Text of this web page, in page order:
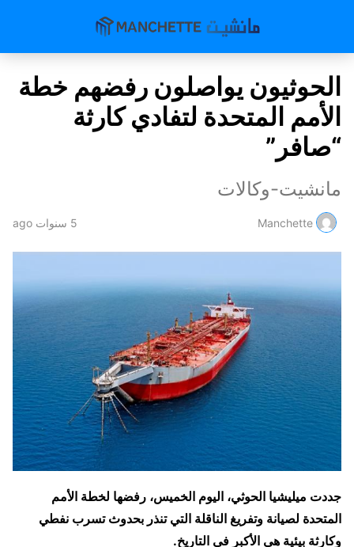
الحوثيون يواصلون رفضهم خطة
الأمم المتحدة لتفادي كارثة
“صافر”
مانشيت-وكالات
Manchette 5 سنوات ago
جددت ميليشيا الحوثي، اليوم الخميس، رفضها لخطة الأمم
المتحدة لصيانة وتفريغ الناقلة التي تنذر بحدوث تسرب نفطي
وكارثة بيئية هي الأكبر في التاريخ.